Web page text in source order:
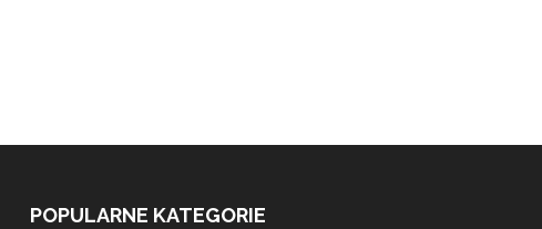
POPULARNE KATEGORIE